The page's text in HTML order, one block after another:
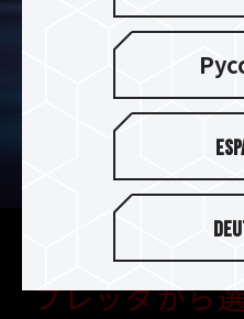
2種類の特許取
プレッダから